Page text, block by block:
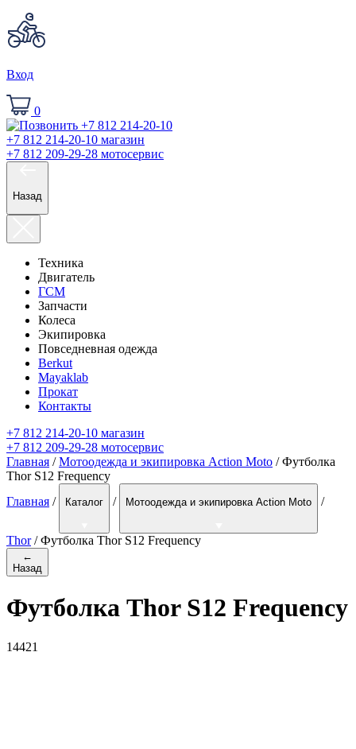
Вход
0
+7 812 214-20-10 магазин
+7 812 209-29-28 мотосервис
Назад
Техника
Двигатель
ГСМ
Запчасти
Колеса
Экипировка
Повседневная одежда
Berkut
Mayaklab
Прокат
Контакты
+7 812 214-20-10 магазин
+7 812 209-29-28 мотосервис
Главная /Мотоодежда и экипировка Action Moto / Футболка
Thor S12 Frequency
Главная / Каталог / Мотоодежда и экипировка Action Moto /
Thor / Футболка Thor S12 Frequency
←
Назад
Футболка Thor S12 Frequency
14421